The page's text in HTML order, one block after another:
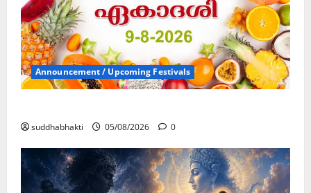
Announcement / Upcoming Festivals
suddhabhakti 05/08/2026 0